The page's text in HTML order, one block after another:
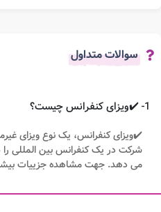
سوالات متداول
1- ✔️ویزای کنفرانس چیست؟
✔️ویزای کنفرانس، یک نوع ویزای
شرکت در یک کنفرانس بین المللی را
می دهد. جهت مشاهده جزییات